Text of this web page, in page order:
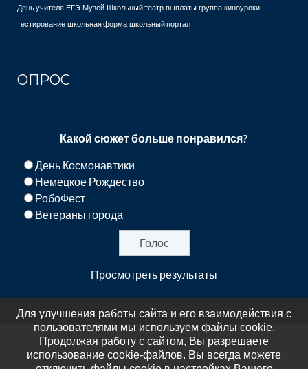
День учителя ЕГЭ Музей Школьный театр выплаты группа киноуроки
тестирование школьная форма школьный портал
ОПРОС
Какой сюжет больше понравился?
День Космонавтики
Немецкое Рождество
РобоФест
Ветераны города
Просмотреть результаты
Для улучшения работы сайта и его взаимодействия с
пользователями мы используем файлы cookie.
Продолжая работу с сайтом, Вы разрешаете
использование cookie-файлов. Вы всегда можете